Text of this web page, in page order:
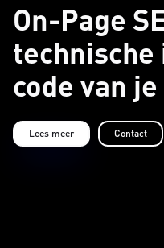
On-Page
technische
code van
Lees meer Contact